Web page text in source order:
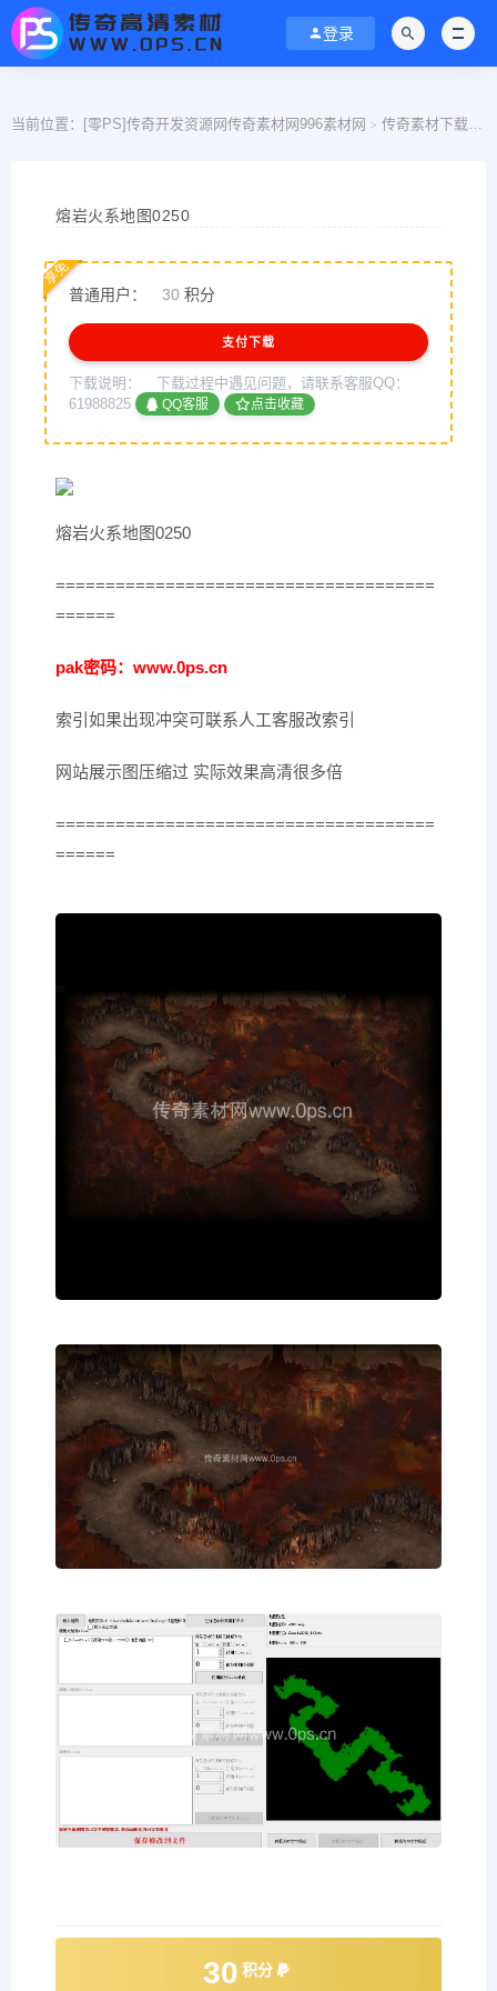
登录
当前位置： [零PS]传奇开发资源网传奇素材网996素材网 > 传奇素材下载
熔岩火系地图0250
普通用户： 30 积分
享免
支付下载
下载说明：
下载过程中遇见问题，请联系客服QQ：
61988825
QQ客服 点击收藏
熔岩火系地图0250
======================================
======
pak密码：www.0ps.cn
索引如果出现冲突可联系人工客服改索引
网站展示图压缩过 实际效果高清很多倍
======================================
======
30 积分